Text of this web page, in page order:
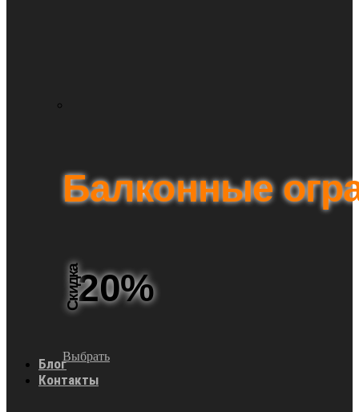
Балконные
Скидка20%
Выбрать
Блог
Контакты